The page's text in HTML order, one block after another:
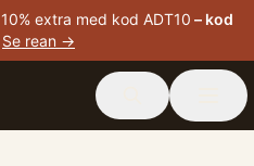
extra med kod ADT10 – kod
Se rean →